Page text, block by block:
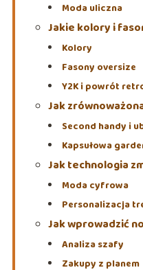
Moda uliczna
Jakie kolory i
Kolory
Fasony oversize
Y2K i powrót
Jak
Second handy i
Kapsułowa
Jak technologia
Moda cyfrowa
Personalizacja
Jak wprowadzić
Analiza szafy
Zakupy z planem